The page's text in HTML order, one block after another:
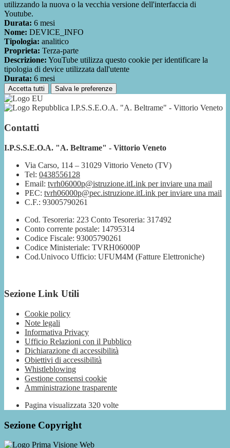
utilizzando la nuova o la vecchia versione dell'interfaccia di
Youtube.
Durata: 6 mesi
Nome: DEVICE_INFO
Tipologia: analitico
Proprieta: Terza-parte
Descrizione: YouTube utilizza questo cookie per identificare la
tipologia di device utilizzata dall'utente
Durata: 6 mesi
Accetta tutti Salva le preferenze
I.P.S.S.E.O.A. "A. Beltrame" - Vittorio Veneto
Contatti
I.P.S.S.E.O.A. "A. Beltrame" - Vittorio Veneto
Via Carso, 114 – 31029 Vittorio Veneto (TV)
Tel: 0438556128
Email: tvrh06000p@istruzione.itLink per inviare una mail
PEC: tvrh06000p@pec.istruzione.itLink per inviare una mail
C.F.: 93005790261
Cod. Tesoreria: 223 Conto Tesoreria: 317492
Conto corrente postale: 14795314
Codice Fiscale: 93005790261
Codice Ministeriale: TVRH06000P
Cod.Univoco Ufficio: UFUM4M (Fatture Elettroniche)
Sezione Link Utili
Cookie policy
Note legali
Informativa Privacy
Ufficio Relazioni con il Pubblico
Dichiarazione di accessibilità
Obiettivi di accessibilità
Whistleblowing
Gestione consensi cookie
Amministrazione trasparente
Pagina visualizzata 320 volte
Sezione Copyright